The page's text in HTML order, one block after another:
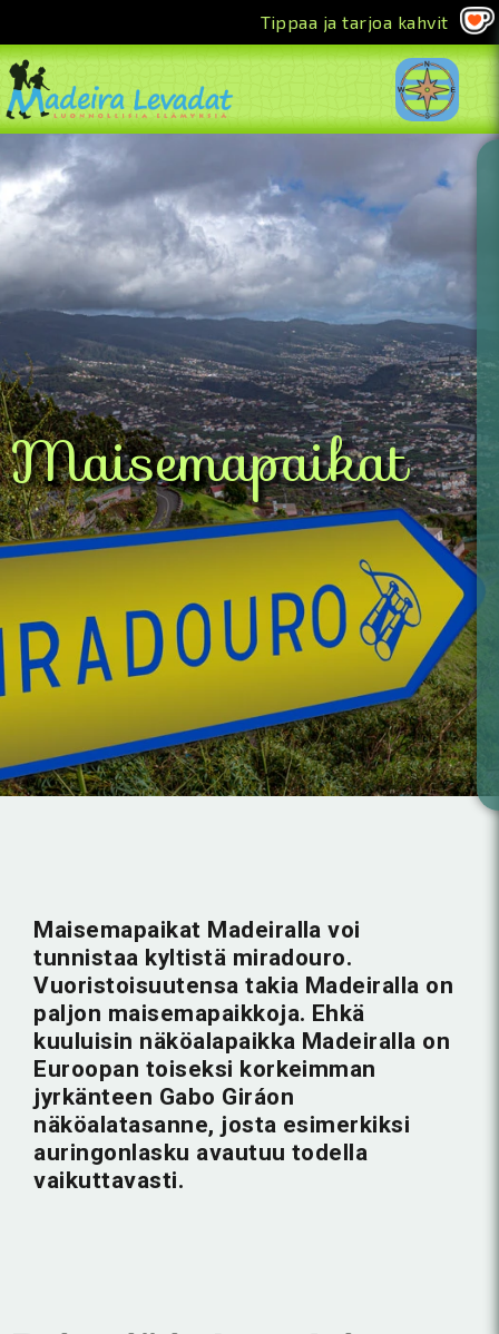
Tippaa ja tarjoa kahvit
<<
Maisemapaikat
Maisemapaikat Madeiralla voi
tunnistaa kyltistä miradouro.
Vuoristoisuutensa takia Madeiralla on
paljon maisemapaikkoja. Ehkä
kuuluisin näköalapaikka Madeiralla on
Euroopan toiseksi korkeimman
jyrkänteen Gabo Giráon
näköalatasanne, josta esimerkiksi
auringonlasku avautuu todella
vaikuttavasti.